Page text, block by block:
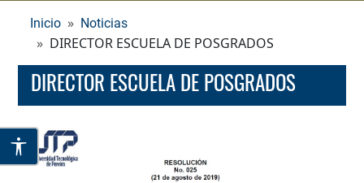
Inicio Noticias
DIRECTOR ESCUELA DE POSGRADOS
DIRECTOR ESCUELA DE POSGRADOS